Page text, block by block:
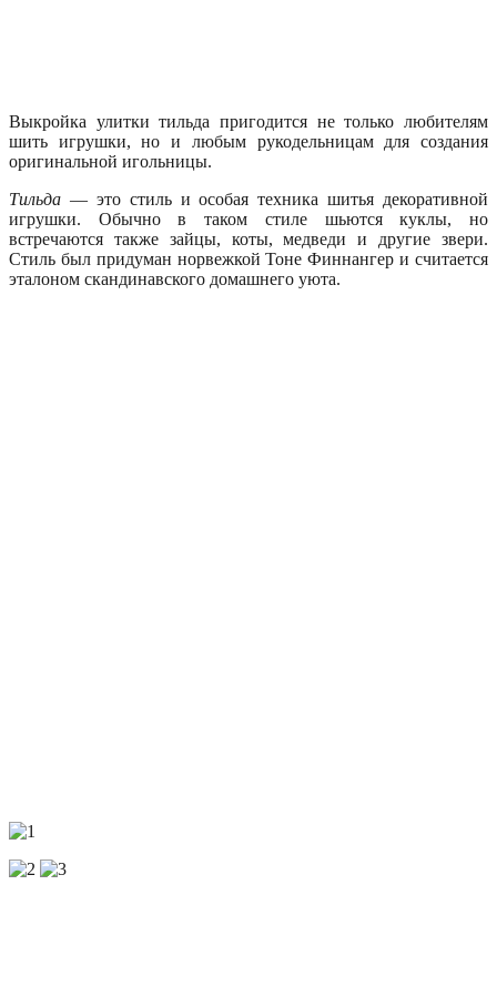
Выкройка улитки тильда пригодится не только любителям
шить игрушки, но и любым рукодельницам для создания
оригинальной игольницы.
Тильда — это стиль и особая техника шитья декоративной
игрушки. Обычно в таком стиле шьются куклы, но
встречаются также зайцы, коты, медведи и другие звери.
Стиль был придуман норвежкой Тоне Финнангер и считается
эталоном скандинавского домашнего уюта.